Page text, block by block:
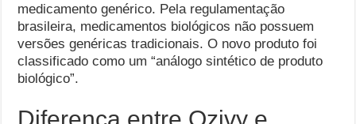
medicamento genérico. Pela regulamentação
brasileira, medicamentos biológicos não possuem
versões genéricas tradicionais. O novo produto foi
classificado como um “análogo sintético de produto
biológico”.